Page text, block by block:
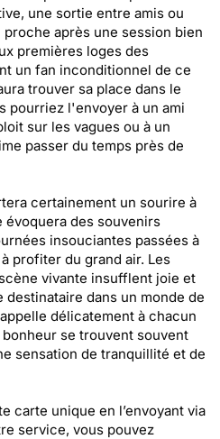
une sortie entre amis ou
après une session bien
premières loges des
un fan inconditionnel de ce
trouver sa place dans le
pourriez l'envoyer à un ami
sur les vagues ou à un
passer du temps près de
certainement un sourire à
des souvenirs
insouciantes passées à
profiter du grand air. Les
vivante insufflent joie et
dans un monde de
délicatement à chacun
se trouvent souvent
sensation de tranquillité et de
carte unique en l’envoyant via
service, vous pouvez